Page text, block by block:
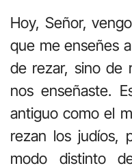
Hoy, Señor,
que me enseñes
de rezar, sino de
nos enseñaste.
antiguo como el
rezan los judíos,
modo distinto